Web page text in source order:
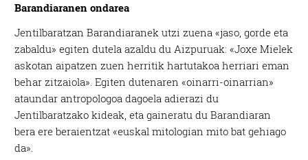
Barandiaranen ondarea
Jentilbaratzan Barandiaranek utzi zuena «jaso, gorde eta
zabaldu» egiten dutela azaldu du Aizpuruak: «Joxe Mielek
askotan aipatzen zuen herritik hartutakoa herriari eman
behar zitzaiola». Egiten dutenaren «oinarri-oinarrian»
ataundar antropologoa dagoela adierazi du
Jentilbaratzako kideak, eta gaineratu du Barandiaran
bera ere beraientzat «euskal mitologian mito bat gehiago
da».